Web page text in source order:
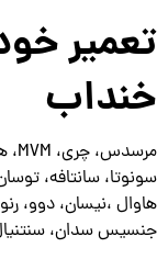
تعمیر
خنداب
سونوتا، سانتافه،
هاوال ،نیسان، دوو،
جنسیس سدان،